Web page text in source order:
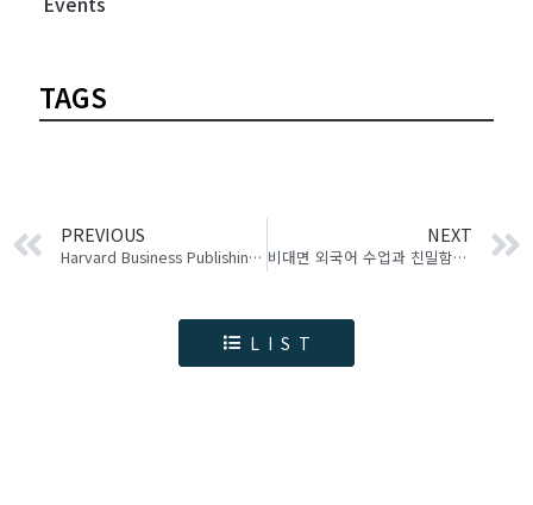
TAGS
PREVIOUS
Harvard Business Publishing의 “Digital Learning” 관련 좋은 글들
NEXT
비대면 외국어 수업과 친밀함에 대한 단상
LIST